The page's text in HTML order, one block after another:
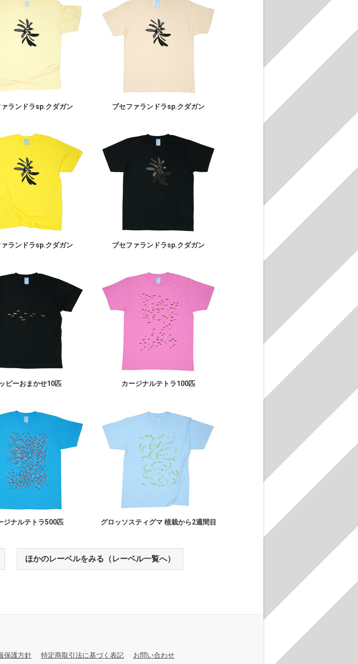
ランドラsp.クダガン ブセファランドラsp.クダガン
ランドラsp.クダガン ブセファランドラsp.クダガン
ピーおまかせ10匹 カージナルテトラ100匹
ジナルテトラ500匹 グロッソスティグマ 植栽から2週間目
ほかのレーベルをみる（レーベル一覧へ）
保護方針 特定商取引法に基づく表記 お問い合わせ